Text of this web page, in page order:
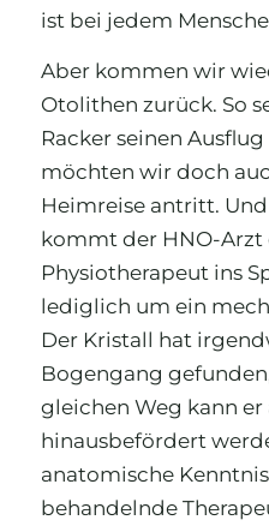
ist bei jedem
Aber kommen wir
Otolithen zurück. So
Racker seinen
möchten wir doch
Heimreise antritt.
kommt der HNO-Arzt
Physiotherapeut ins
lediglich um ein
Der Kristall hat
Bogengang
gleichen Weg kann
hinausbefördert
anatomische
behandelnde